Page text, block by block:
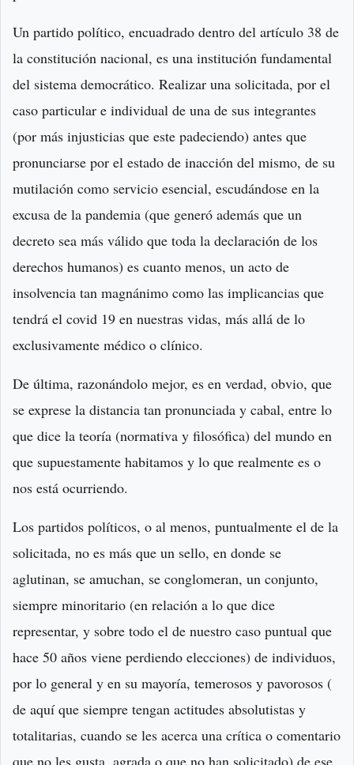
Un partido político, encuadrado dentro del artículo 38 de
la constitución nacional, es una institución fundamental
del sistema democrático. Realizar una solicitada, por el
caso particular e individual de una de sus integrantes
(por más injusticias que este padeciendo) antes que
pronunciarse por el estado de inacción del mismo, de su
mutilación como servicio esencial, escudándose en la
excusa de la pandemia (que generó además que un
decreto sea más válido que toda la declaración de los
derechos humanos) es cuanto menos, un acto de
insolvencia tan magnánimo como las implicancias que
tendrá el covid 19 en nuestras vidas, más allá de lo
exclusivamente médico o clínico.
De última, razonándolo mejor, es en verdad, obvio, que
se exprese la distancia tan pronunciada y cabal, entre lo
que dice la teoría (normativa y filosófica) del mundo en
que supuestamente habitamos y lo que realmente es o
nos está ocurriendo.
Los partidos políticos, o al menos, puntualmente el de la
solicitada, no es más que un sello, en donde se
aglutinan, se amuchan, se conglomeran, un conjunto,
siempre minoritario (en relación a lo que dice
representar, y sobre todo el de nuestro caso puntual que
hace 50 años viene perdiendo elecciones) de individuos,
por lo general y en su mayoría, temerosos y pavorosos (
de aquí que siempre tengan actitudes absolutistas y
totalitarias, cuando se les acerca una crítica o comentario
que no les gusta, agrada o que no han solicitado) de ese